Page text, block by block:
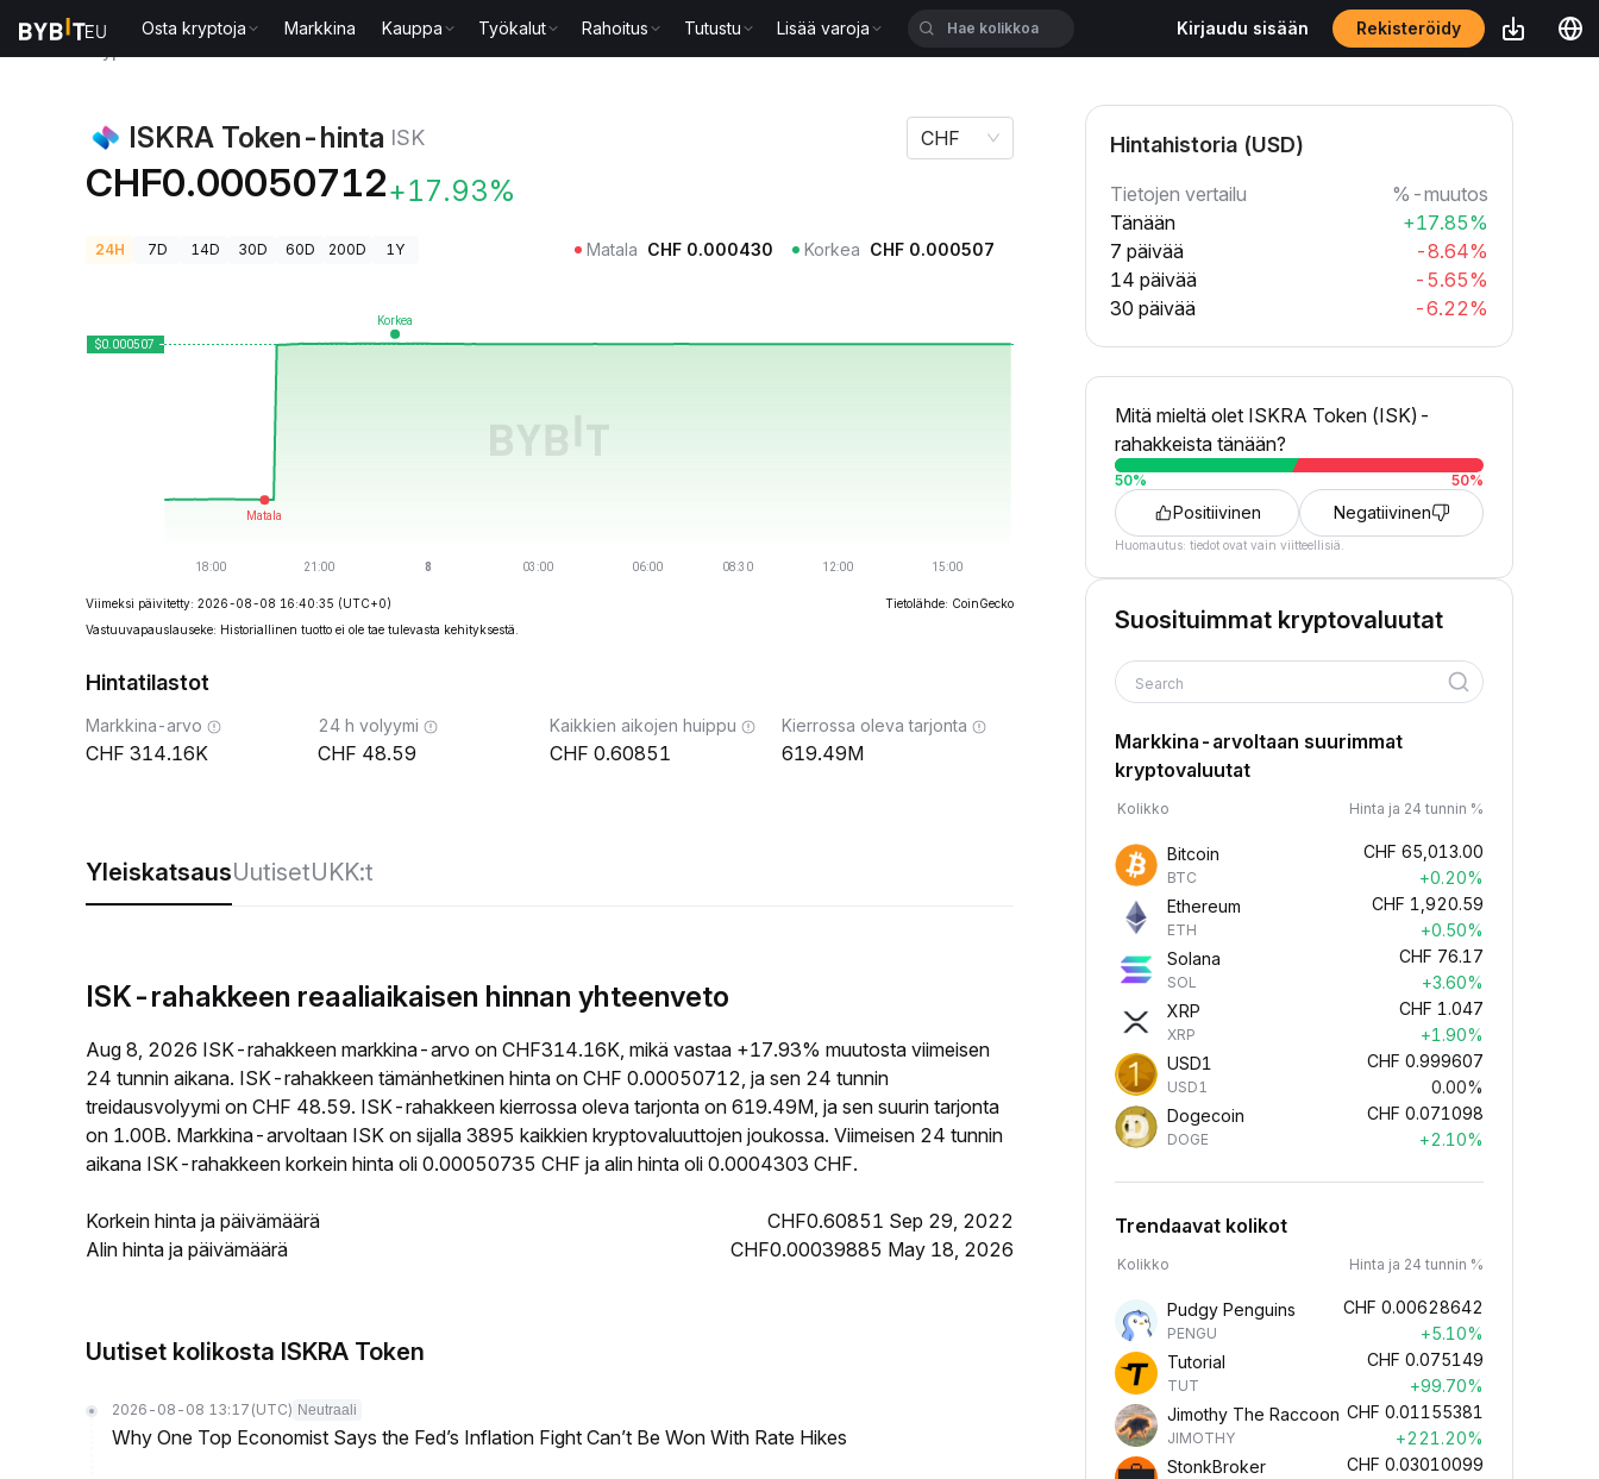
Osta kryptoja Markkina Kauppa Työkalut Rahoitus Tutustu Lisää varoja Kirjaudu sisään Rekisteröidy
ISKRA Token-hinta ISK
CHF0.00050712+17.93%
CHF
24H 7D 14D 30D 60D 200D 1Y Matala CHF 0.000430 Korkea CHF 0.000507
Viimeksi päivitetty: 2026-08-08 16:40:35 (UTC+0)
Tietolähde: CoinGecko
Vastuuvapauslauseke: Historiallinen tuotto ei ole tae tulevasta kehityksestä.
Hintatilastot
Markkina-arvo
314.16K
24 h volyymi
48.59
Kaikkien aikojen huippu
0.60851
Kierrossa oleva tarjonta
619.49M
YleiskatsausUutisetUKK:t
ISK-rahakkeen reaaliaikaisen hinnan yhteenveto
Aug 8, 2026 ISK-rahakkeen markkina-arvo on CHF314.16K, mikä vastaa +17.93% muutosta viimeisen
24 tunnin aikana. ISK-rahakkeen tämänhetkinen hinta on CHF 0.00050712, ja sen 24 tunnin
treidausvolyymi on CHF 48.59. ISK-rahakkeen kierrossa oleva tarjonta on 619.49M, ja sen suurin tarjonta
on 1.00B. Markkina-arvoltaan ISK on sijalla 3895 kaikkien kryptovaluuttojen joukossa. Viimeisen 24 tunnin
aikana ISK-rahakkeen korkein hinta oli 0.00050735 CHF ja alin hinta oli 0.0004303 CHF.
Korkein hinta ja päivämäärä
CHF0.60851 Sep 29, 2022
Alin hinta ja päivämäärä
CHF0.00039885 May 18, 2026
Uutiset kolikosta ISKRA Token
2026-08-08 13:17 (UTC) Neutraali
Why One Top Economist Says the Fed’s Inflation Fight Can’t Be Won With Rate Hikes
Hintahistoria (USD)
Tietojen vertailu
%-muutos
Tänään
+17.85%
7 päivää
-8.64%
14 päivää
-5.65%
30 päivää
-6.22%
Mitä mieltä olet ISKRA Token (ISK)-
rahakkeista tänään?
50% 50%
Positiivinen Negatiivinen
Huomautus: tiedot ovat vain viitteellisiä.
Suosituimmat kryptovaluutat
Search
Markkina-arvoltaan suurimmat
kryptovaluutat
Kolikko Hinta ja 24 tunnin %
Bitcoin
BTC
CHF 65,013.00
+0.20%
Ethereum
ETH
CHF 1,920.59
+0.50%
Solana
SOL
CHF 76.17
+3.60%
XRP
XRP
CHF 1.047
+1.90%
USD1
USD1
CHF 0.999607
0.00%
Dogecoin
DOGE
CHF 0.071098
+2.10%
Trendaavat kolikot
Kolikko Hinta ja 24 tunnin %
Pudgy Penguins
PENGU
CHF 0.00628642
+5.10%
Tutorial
TUT
CHF 0.075149
+99.70%
Jimothy The Raccoon
JIMOTHY
CHF 0.01155381
+221.20%
StonkBroker
CHF 0.03010099